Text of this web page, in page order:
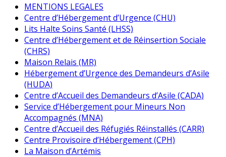
MENTIONS LEGALES
Centre d’Hébergement d’Urgence (CHU)
Lits Halte Soins Santé (LHSS)
Centre d’Hébergement et de Réinsertion Sociale
(CHRS)
Maison Relais (MR)
Hébergement d’Urgence des Demandeurs d’Asile
(HUDA)
Centre d’Accueil des Demandeurs d’Asile (CADA)
Service d’Hébergement pour Mineurs Non
Accompagnés (MNA)
Centre d’Accueil des Réfugiés Réinstallés (CARR)
Centre Provisoire d’Hébergement (CPH)
La Maison d’Artémis